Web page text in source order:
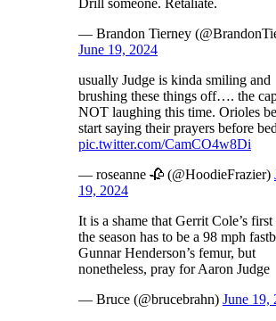
Drill someone. Retaliate.
— Brandon Tierney
June 19, 2024
usually Judge is kinda smiling and
brushing these things off…. the
NOT laughing this time. Orioles
start saying their prayers before
pic.twitter.com/CamCO4w8Di
— roseanne 🥀 (@HoodieFrazier)
19, 2024
It is a shame that Gerrit Cole’s
the season has to be a 98 mph
Gunnar Henderson’s femur, but
nonetheless, pray for Aaron Judge
— Bruce (@brucebrahn) June 19,